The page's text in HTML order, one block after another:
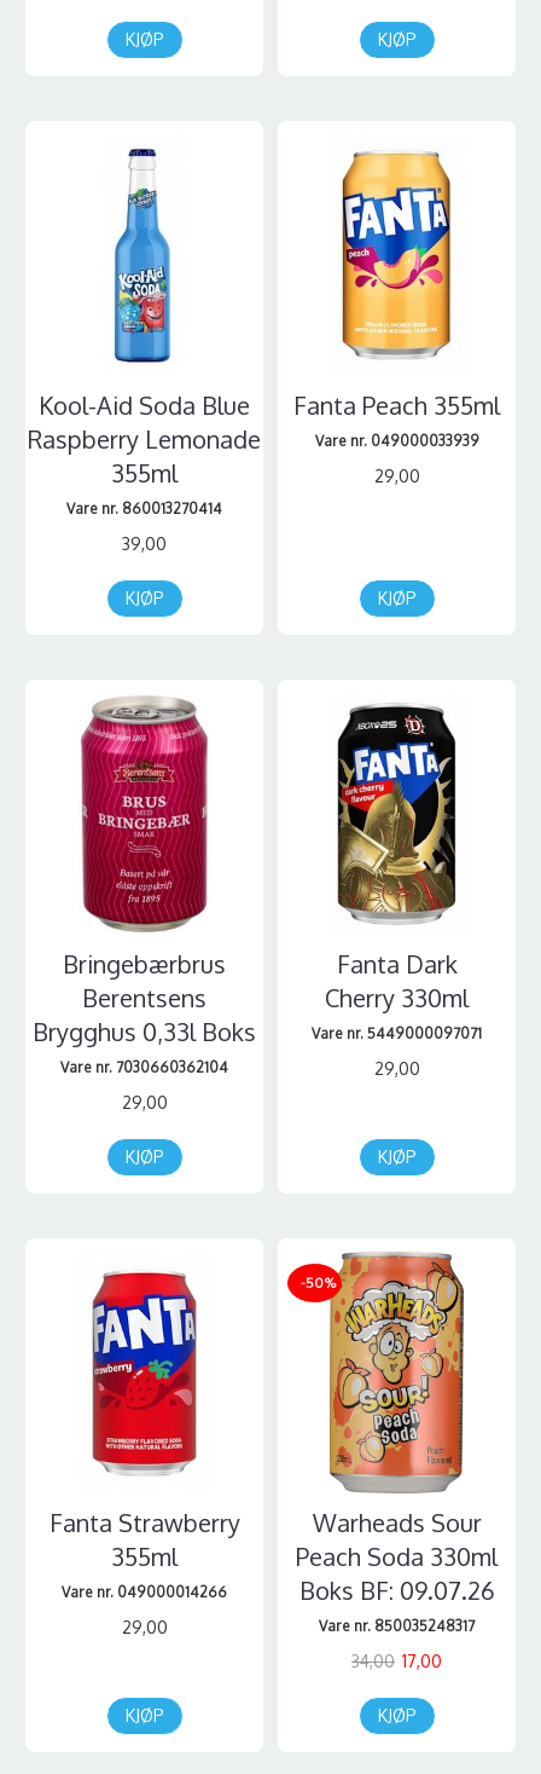
KJØP KJØP
Kool-Aid Soda Blue
Raspberry Lemonade
355ml
Vare nr. 860013270414
39,00
KJØP
Fanta Peach 355ml
Vare nr. 049000033939
29,00
KJØP
Bringebærbrus
Berentsens
Brygghus 0,33l Boks
Vare nr. 7030660362104
29,00
KJØP
Fanta Dark
Cherry 330ml
Vare nr. 5449000097071
29,00
KJØP
Fanta Strawberry
355ml
Vare nr. 049000014266
29,00
KJØP
-50%
Warheads Sour
Peach Soda 330ml
Boks BF: 09.07.26
Vare nr. 850035248317
34,00 17,00
KJØP